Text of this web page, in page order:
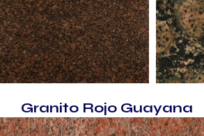
Granito Rojo Guayana